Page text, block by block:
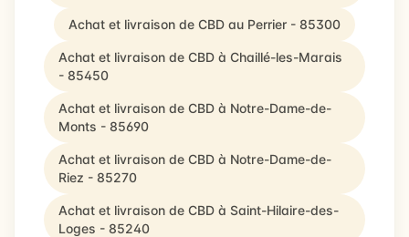
Achat et livraison de CBD au Perrier - 85300
Achat et livraison de CBD à Chaillé-les-Marais
- 85450
Achat et livraison de CBD à Notre-Dame-de-
Monts - 85690
Achat et livraison de CBD à Notre-Dame-de-
Riez - 85270
Achat et livraison de CBD à Saint-Hilaire-des-
Loges - 85240